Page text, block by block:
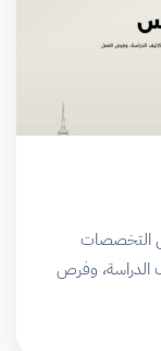
التخصصات
الدراسة، وفرص